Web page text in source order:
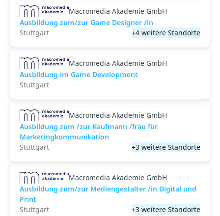
Macromedia Akademie GmbH
Ausbildung zum/zur Game Designer /in
Stuttgart
+4 weitere Standorte
Macromedia Akademie GmbH
Ausbildung im Game Development
Stuttgart
Macromedia Akademie GmbH
Ausbildung zum /zur Kaufmann /frau für
Marketingkommunikation
Stuttgart
+3 weitere Standorte
Macromedia Akademie GmbH
Ausbildung zum/zur Mediengestalter /in Digital und
Print
Stuttgart
+3 weitere Standorte